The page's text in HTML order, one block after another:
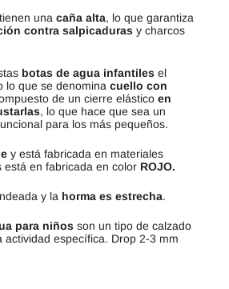
una caña alta, lo que garantiza
contra salpicaduras y charcos
botas de agua infantiles el
lo que se denomina cuello con
de un cierre elástico en
, lo que hace que sea un
para los más pequeños.
y está fabricada en materiales
está en fabricada en color ROJO.
y la horma es estrecha.
para niños son un tipo de calzado
actividad específica. Drop 2-3 mm